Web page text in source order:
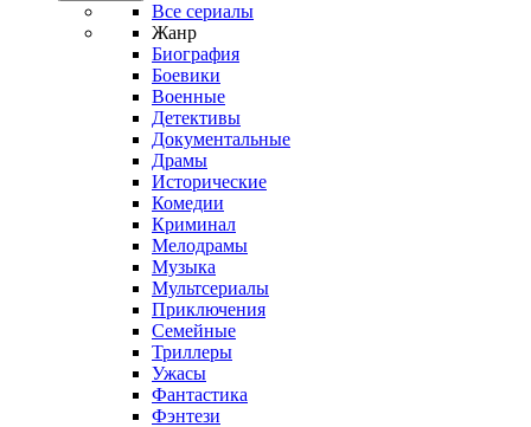
Все сериалы
Жанр
Биография
Боевики
Военные
Детективы
Документальные
Драмы
Исторические
Комедии
Криминал
Мелодрамы
Музыка
Мультсериалы
Приключения
Семейные
Триллеры
Ужасы
Фантастика
Фэнтези